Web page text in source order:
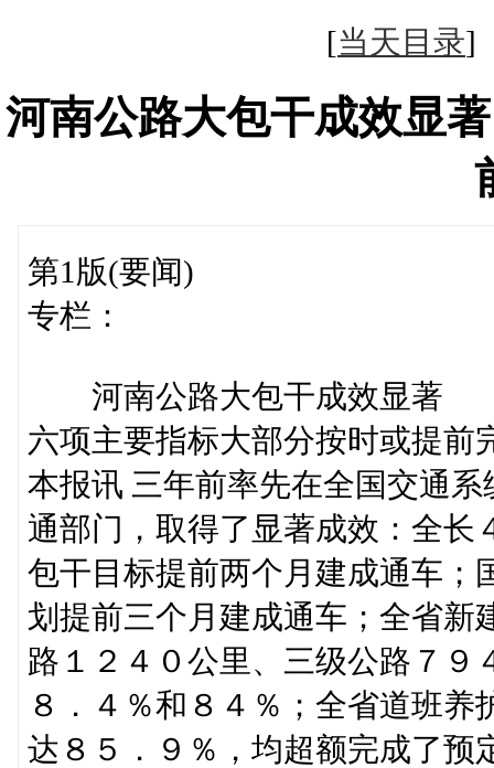
[当天目录
河南公路大包干成效显
第1版(要闻)
专栏：
河南公路大包干成效显著
六项主要指标大部分按时或提前
本报讯 三年前率先在全国交通
通部门，取得了显著成效：全长
包干目标提前两个月建成通车；
划提前三个月建成通车；全省新
路１２４０公里、三级公路７９
８．４％和８４％；全省道班
达８５．９％，均超额完成了预